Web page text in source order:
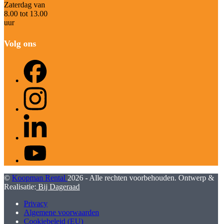
Zaterdag van
8.00 tot 13.00
uur
Volg ons
Instagram
© Koopman Rental 2026 - Alle rechten voorbehouden. Ontwerp &
Realisatie: Bij Dageraad
Privacy
Algemene voorwaarden
Cookiebeleid (EU)